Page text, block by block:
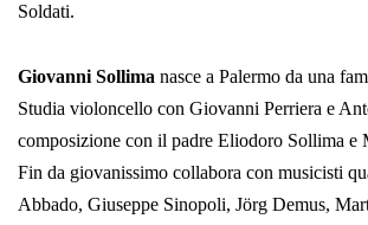
Soldati.
Giovanni Sollima nasce a Palermo da una
Studia violoncello con Giovanni Perriera e
composizione con il padre Eliodoro Sollima e
Fin da giovanissimo collabora con musicisti
Abbado, Giuseppe Sinopoli, Jörg Demus,